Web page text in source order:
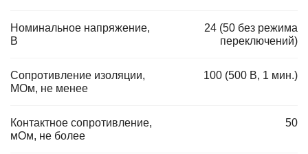
Номинальное напряжение,
В
24 (50 без режима
переключений)
Сопротивление изоляции,
МОм, не менее
100 (500 В, 1 мин.)
Контактное сопротивление,
мОм, не более
50